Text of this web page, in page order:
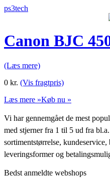
ps3tech
Canon BJC
(Læs mere)
0 kr. (Vis fragtpris)
Læs mere »Køb nu »
Vi har gennemgået de mest
med stjerner fra 1 til 5 ud fra
sortimentstørrelse,
leveringsformer og
Bedst anmeldte webshops